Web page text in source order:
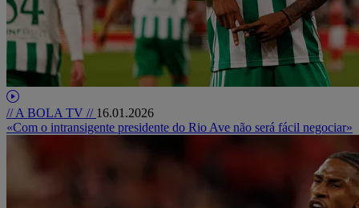
// A BOLA TV // 16.01.2026
«Com o intransigente presidente do Rio Ave não será fácil negociar»